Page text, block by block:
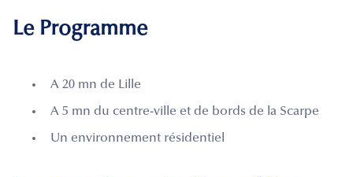
Le Programme
A 20 mn de Lille
A 5 mn du centre-ville et de bords de la Scarpe
Un environnement résidentiel